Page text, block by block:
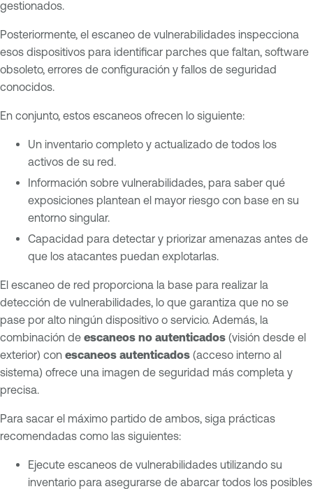
gestionados.
Posteriormente, el escaneo de vulnerabilidades inspecciona
esos dispositivos para identificar parches que faltan, software
obsoleto, errores de configuración y fallos de seguridad
conocidos.
En conjunto, estos escaneos ofrecen lo siguiente:
Un inventario completo y actualizado de todos los
activos de su red.
Información sobre vulnerabilidades, para saber qué
exposiciones plantean el mayor riesgo con base en su
entorno singular.
Capacidad para detectar y priorizar amenazas antes de
que los atacantes puedan explotarlas.
El escaneo de red proporciona la base para realizar la
detección de vulnerabilidades, lo que garantiza que no se
pase por alto ningún dispositivo o servicio. Además, la
combinación de escaneos no autenticados (visión desde el
exterior) con escaneos autenticados (acceso interno al
sistema) ofrece una imagen de seguridad más completa y
precisa.
Para sacar el máximo partido de ambos, siga prácticas
recomendadas como las siguientes:
Ejecute escaneos de vulnerabilidades utilizando su
inventario para asegurarse de abarcar todos los posibles